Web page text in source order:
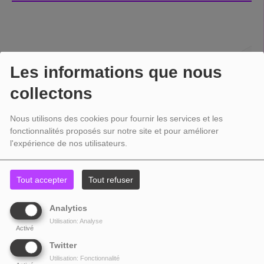
Les informations que nous
collectons
Nous utilisons des cookies pour fournir les services et les
fonctionnalités proposés sur notre site et pour améliorer
l'expérience de nos utilisateurs.
Tout accepter Tout refuser
Analytics
Activé
Utilisation: Analyse
Twitter
Utilisation: Fonctionnalité